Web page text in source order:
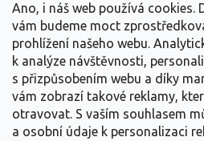
Ano, i náš web používá cookies.
vám budeme moct
prohlížení našeho webu.
k analýze návštěvnosti,
s přizpůsobením webu a díky
vám zobrazí takové reklamy,
otravovat. S vaším souhlasem
a osobní údaje k personalizaci
zvlněná'Shadowland®
'Silly String'
Pomněnkovce
jako'Looking Glass',
'Silver Heart'doslova
metalickými listy, které
modré kvítky.
Baptisie (Baptisia) –